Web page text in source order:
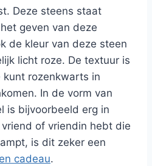
Deze steens staat
geven van deze
de kleur van deze steen
licht roze. De textuur is
rozenkwarts in
In de vorm van
is bijvoorbeeld erg in
of vriendin hebt die
is dit zeker een
cadeau.